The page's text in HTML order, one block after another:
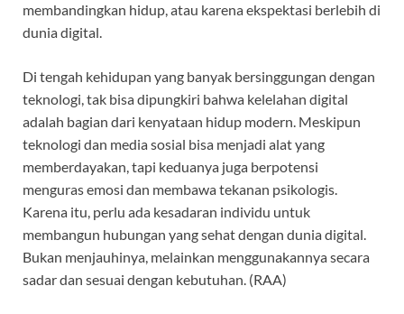
membandingkan hidup, atau karena ekspektasi berlebih di
dunia digital.
Di tengah kehidupan yang banyak bersinggungan dengan
teknologi, tak bisa dipungkiri bahwa kelelahan digital
adalah bagian dari kenyataan hidup modern. Meskipun
teknologi dan media sosial bisa menjadi alat yang
memberdayakan, tapi keduanya juga berpotensi
menguras emosi dan membawa tekanan psikologis.
Karena itu, perlu ada kesadaran individu untuk
membangun hubungan yang sehat dengan dunia digital.
Bukan menjauhinya, melainkan menggunakannya secara
sadar dan sesuai dengan kebutuhan. (RAA)